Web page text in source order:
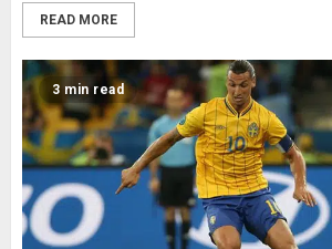
READ MORE
3 min read